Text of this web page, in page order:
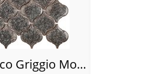
Arabesco Griggio Мозаика Imagine